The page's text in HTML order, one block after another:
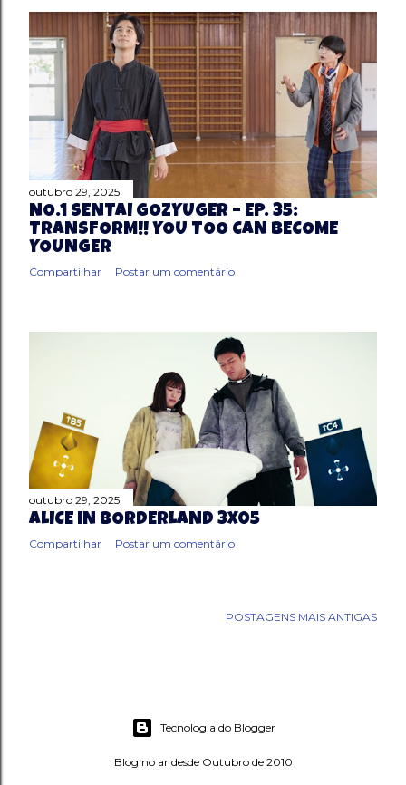
outubro 29, 2025
NO.1 SENTAI GOZYUGER – EP. 35:
TRANSFORM!! YOU TOO CAN BECOME
YOUNGER
Compartilhar Postar um comentário
outubro 29, 2025
ALICE IN BORDERLAND 3X05
Compartilhar Postar um comentário
POSTAGENS MAIS ANTIGAS
Tecnologia do Blogger
Blog no ar desde Outubro de 2010